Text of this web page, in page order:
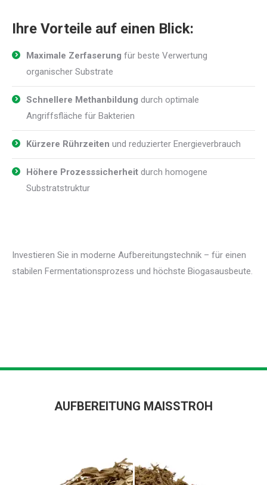
Ihre Vorteile auf einen Blick:
Maximale Zerfaserung für beste Verwertung
organischer Substrate
Schnellere Methanbildung durch optimale
Angriffsfläche für Bakterien
Kürzere Rührzeiten und reduzierter Energieverbrauch
Höhere Prozesssicherheit durch homogene
Substratstruktur
Investieren Sie in moderne Aufbereitungstechnik – für einen
stabilen Fermentationsprozess und höchste Biogasausbeute.
AUFBEREITUNG MAISSTROH